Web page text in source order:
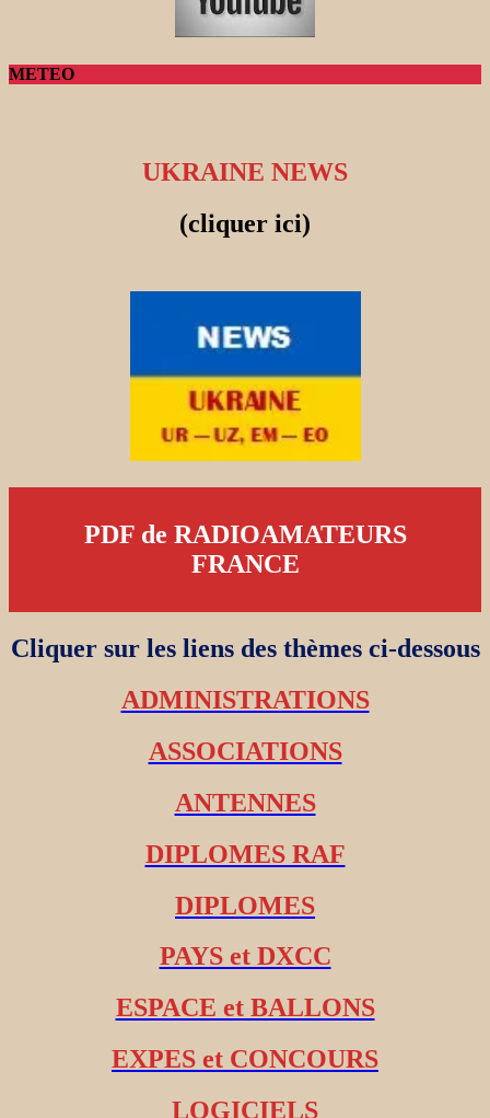
METEO
UKRAINE NEWS
(cliquer ici)
PDF de RADIOAMATEURS
FRANCE
Cliquer sur les liens des thèmes ci-dessous
ADMINISTRATIONS
ASSOCIATIONS
ANTENNES
DIPLOMES RAF
DIPLOMES
PAYS et DXCC
ESPACE et BALLONS
EXPES et CONCOURS
LOGICIELS